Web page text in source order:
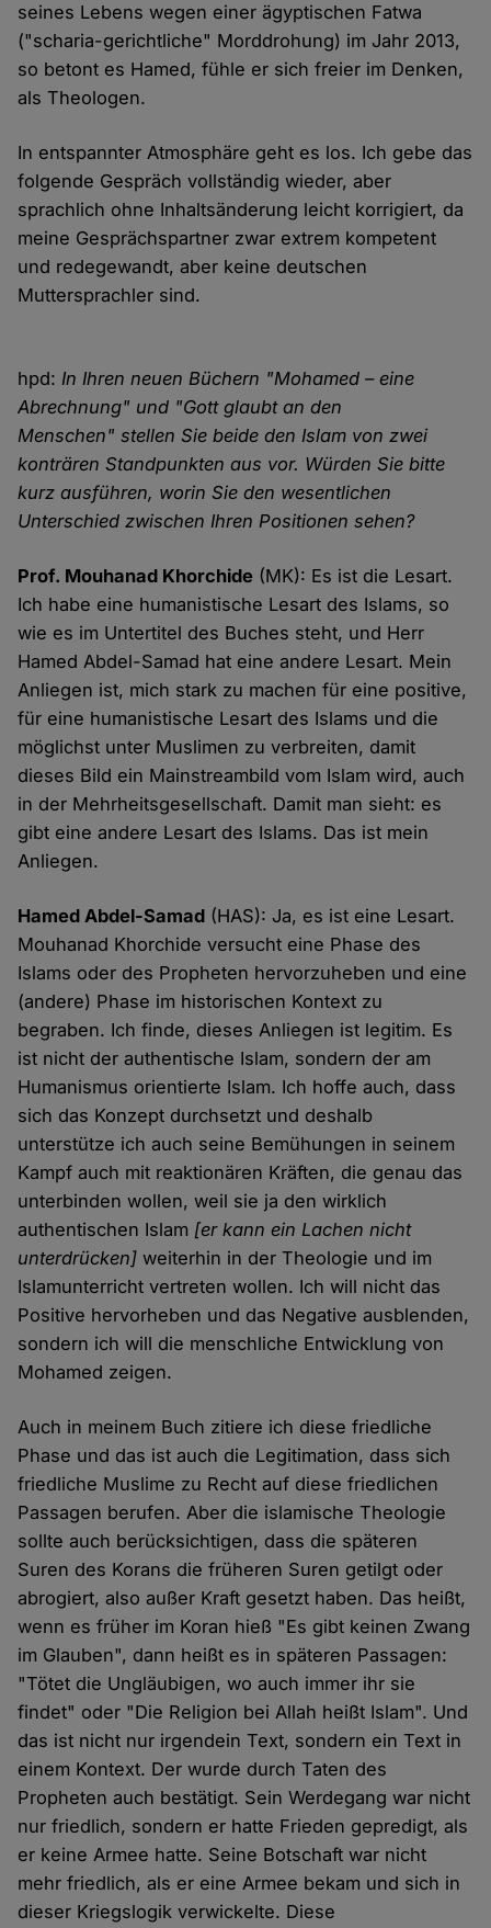
seines Lebens wegen einer ägyptischen Fatwa
("scharia-gerichtliche" Morddrohung) im Jahr 2013,
so betont es Hamed, fühle er sich freier im Denken,
als Theologen.
In entspannter Atmosphäre geht es los. Ich gebe das
folgende Gespräch vollständig wieder, aber
sprachlich ohne Inhaltsänderung leicht korrigiert, da
meine Gesprächspartner zwar extrem kompetent
und redegewandt, aber keine deutschen
Muttersprachler sind.
hpd:In Ihren neuen Büchern "Mohamed – eine
Abrechnung" und "Gott glaubt an den
Menschen" stellen Sie beide den Islam von zwei
konträren Standpunkten aus vor. Würden Sie bitte
kurz ausführen, worin Sie den wesentlichen
Unterschied zwischen Ihren Positionen sehen?
Prof. Mouhanad Khorchide (MK): Es ist die Lesart.
Ich habe eine humanistische Lesart des Islams, so
wie es im Untertitel des Buches steht, und Herr
Hamed Abdel-Samad hat eine andere Lesart. Mein
Anliegen ist, mich stark zu machen für eine positive,
für eine humanistische Lesart des Islams und die
möglichst unter Muslimen zu verbreiten, damit
dieses Bild ein Mainstreambild vom Islam wird, auch
in der Mehrheitsgesellschaft. Damit man sieht: es
gibt eine andere Lesart des Islams. Das ist mein
Anliegen.
Hamed Abdel-Samad (HAS): Ja, es ist eine Lesart.
Mouhanad Khorchide versucht eine Phase des
Islams oder des Propheten hervorzuheben und eine
(andere) Phase im historischen Kontext zu
begraben. Ich finde, dieses Anliegen ist legitim. Es
ist nicht der authentische Islam, sondern der am
Humanismus orientierte Islam. Ich hoffe auch, dass
sich das Konzept durchsetzt und deshalb
unterstütze ich auch seine Bemühungen in seinem
Kampf auch mit reaktionären Kräften, die genau das
unterbinden wollen, weil sie ja den wirklich
authentischen Islam [er kann ein Lachen nicht
unterdrücken] weiterhin in der Theologie und im
Islamunterricht vertreten wollen. Ich will nicht das
Positive hervorheben und das Negative ausblenden,
sondern ich will die menschliche Entwicklung von
Mohamed zeigen.
Auch in meinem Buch zitiere ich diese friedliche
Phase und das ist auch die Legitimation, dass sich
friedliche Muslime zu Recht auf diese friedlichen
Passagen berufen. Aber die islamische Theologie
sollte auch berücksichtigen, dass die späteren
Suren des Korans die früheren Suren getilgt oder
abrogiert, also außer Kraft gesetzt haben. Das heißt,
wenn es früher im Koran hieß "Es gibt keinen Zwang
im Glauben", dann heißt es in späteren Passagen:
"Tötet die Ungläubigen, wo auch immer ihr sie
findet" oder "Die Religion bei Allah heißt Islam". Und
das ist nicht nur irgendein Text, sondern ein Text in
einem Kontext. Der wurde durch Taten des
Propheten auch bestätigt. Sein Werdegang war nicht
nur friedlich, sondern er hatte Frieden gepredigt, als
er keine Armee hatte. Seine Botschaft war nicht
mehr friedlich, als er eine Armee bekam und sich in
dieser Kriegslogik verwickelte. Diese